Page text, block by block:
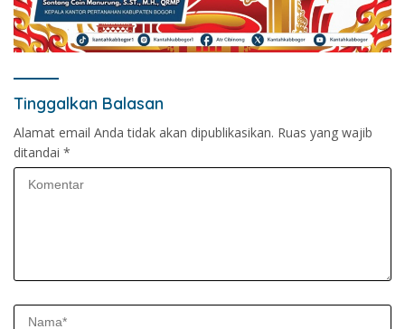
Tinggalkan Balasan
Alamat email Anda tidak akan dipublikasikan. Ruas yang wajib
ditandai *